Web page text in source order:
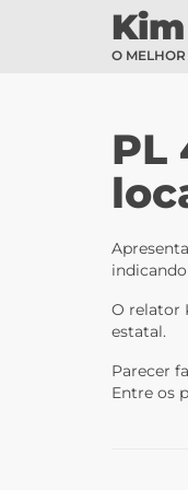
O
PL
O relator
estatal.
Parecer
Entre os